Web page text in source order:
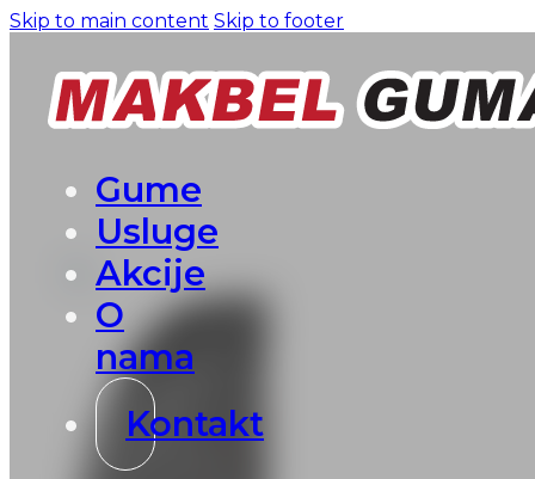
Skip to main content Skip to footer
Gume
Usluge
Akcije
O
nama
Kontakt